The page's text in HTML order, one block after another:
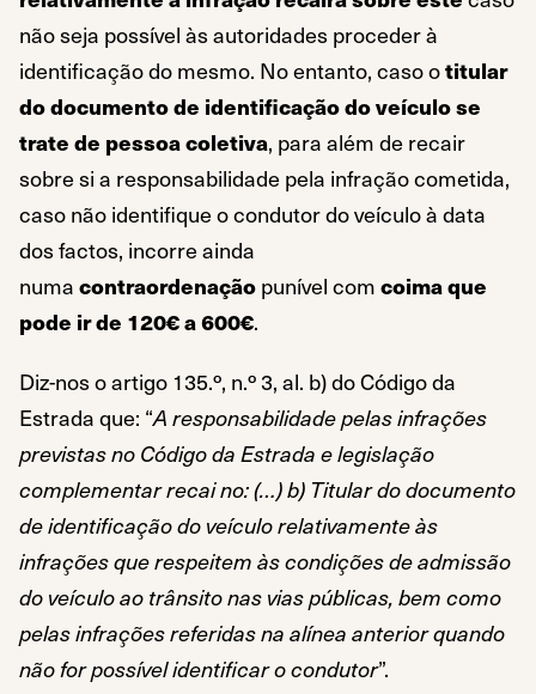
não seja possível às autoridades proceder à
identificação do mesmo. No entanto, caso otitular
do documento de identificação do veículo se
trate de pessoa coletiva, para além de recair
sobre si a responsabilidade pela infração cometida,
caso não identifique o condutor do veículo à data
dos factos, incorre ainda
numa contraordenação punível com coima que
pode ir de 120€ a 600€.
Diz-nos o artigo 135.º, n.º 3, al. b) do Código da
Estrada que: “A responsabilidade pelas infrações
previstas no Código da Estrada e legislação
complementar recai no: (…) b) Titular do documento
de identificação do veículo relativamente às
infrações que respeitem às condições de admissão
do veículo ao trânsito nas vias públicas, bem como
pelas infrações referidas na alínea anterior quando
não for possível identificar o condutor”.